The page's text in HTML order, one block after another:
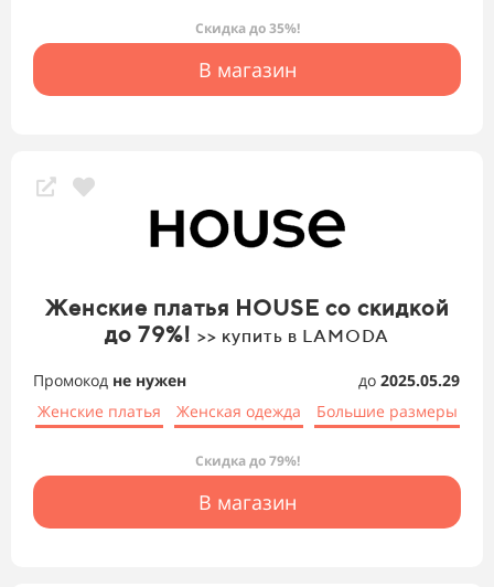
Скидка до 35%!
В магазин
Женские платья HOUSE со скидкой
до 79%! >> купить в LAMODA
Промокод не нужен до 2025.05.29
Женские платья
Женская одежда Большие размеры
Скидка до 79%!
В магазин